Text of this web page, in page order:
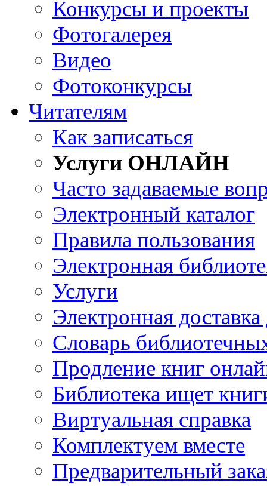
Конкурсы и проекты
Фотогалерея
Видео
Фотоконкурсы
Читателям
Как записаться
Услуги ОНЛАЙН
Часто задаваемые
Электронный каталог
Правила пользования
Электронная
Услуги
Электронная
Словарь
Продление книг
Библиотека ищет
Виртуальная справка
Комплектуем вместе
Предварительный